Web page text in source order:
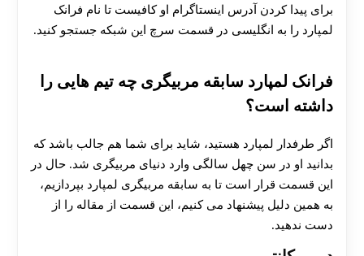
برای پیدا کردن آدرس اینستاگرام او کافیست تا نام فرانک
لمپارد را به انگلیسی در قسمت سرچ این شبکه جستجو کنید.
فرانک لمپارد سابقه مربیگری چه تیم هایی را
داشته است؟
اگر طرفدار لمپارد هستید، شاید برای شما هم جالب باشد که
بدانید او در سن چهل سالگی وارد دنیای مربیگری شد. حال در
این قسمت قرار است تا به سابقه مربیگری لمپارد بپردازیم،
به همین دلیل پیشنهاد می‌ کنیم، این قسمت از مقاله را از
دست ندهید.